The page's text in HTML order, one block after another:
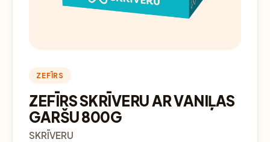
ZEFĪRS
ZEFĪRS SKRĪVERU AR VANIĻAS
GARŠU 800G
SKRĪVERU